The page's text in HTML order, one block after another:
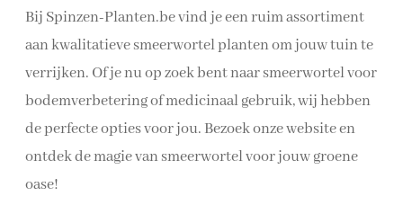
Bij Spinzen-Planten.be vind je een ruim assortiment
aan kwalitatieve smeerwortel planten om jouw tuin te
verrijken. Of je nu op zoek bent naar smeerwortel voor
bodemverbetering of medicinaal gebruik, wij hebben
de perfecte opties voor jou. Bezoek onze website en
ontdek de magie van smeerwortel voor jouw groene
oase!